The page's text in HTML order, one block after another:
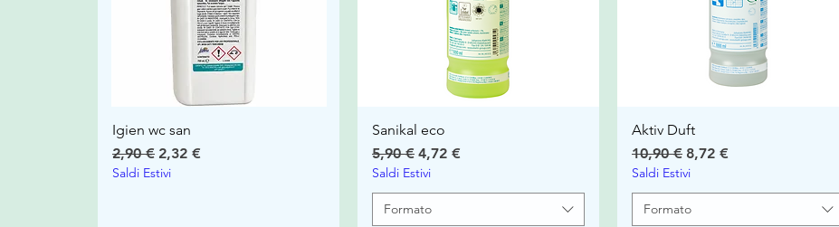
Igien wc san
Precio
2,90 € Precio de oferta
2,32 €
Saldi Estivi
Sanikal eco
Precio
5,90 € Precio de oferta
4,72 €
Saldi Estivi
Formato
Aktiv Duft
Precio
10,90 € Precio de oferta
8,72 €
Saldi Estivi
Formato